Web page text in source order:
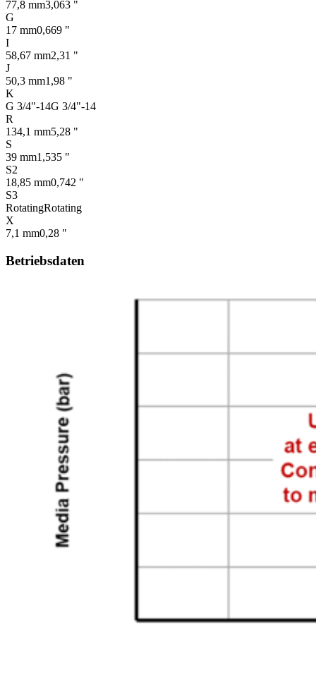
77,8 mm3,063 "
G
17 mm0,669 "
I
58,67 mm2,31 "
J
50,3 mm1,98 "
K
G 3/4"-14G 3/4"-14
R
134,1 mm5,28 "
S
39 mm1,535 "
S2
18,85 mm0,742 "
S3
RotatingRotating
X
7,1 mm0,28 "
Betriebsdaten